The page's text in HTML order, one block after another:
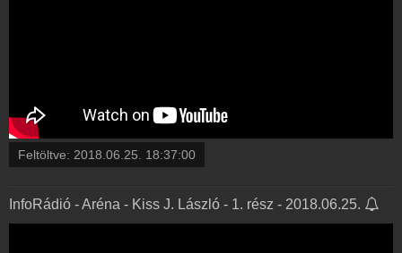
Feltöltve: 2018.06.25. 18:37:00
InfoRádió - Aréna - Kiss J. László - 1. rész - 2018.06.25.